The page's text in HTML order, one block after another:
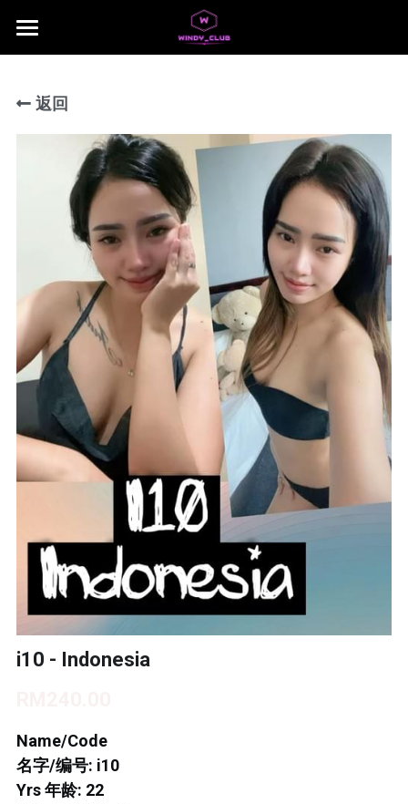
主页
jb area
所有商品分类
Local Taiwan Japan
NUSA 1
NUSA 2
NUSA 3
NUSA 4
NUSA 5
BUKIT INDAH 1
BUKIT INDAH 2
BUKIT INDAH 3
SKUDAI BARU
MOUNT AUSTIN 1
DESA TEBRAU 1
DESA TEBRAU 2
Download App
返回
i10 - Indonesia
Name/Code
名字/编号: i10
Yrs 年龄: 22
商品分类
所有商品分类